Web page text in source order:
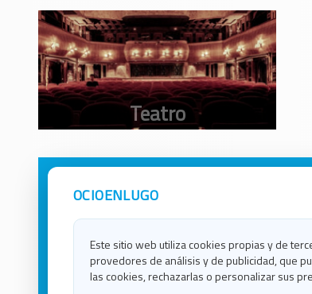
OCIOENLUGO
Este sitio web utiliza cookies propias y de
provedores de análisis y de publicidad, que
las cookies, rechazarlas o personalizar sus
Avisos Legales
Política de Cookies